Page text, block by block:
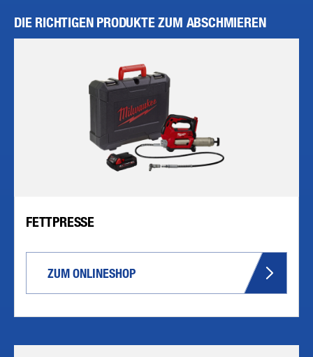
DIE RICHTIGEN PRODUKTE ZUM ABSCHMIEREN
FETTPRESSE
ZUM ONLINESHOP